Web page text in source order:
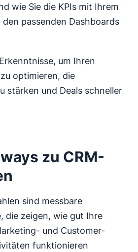
wie Sie die KPIs mit Ihrem
passenden Dashboards
um Ihren
optimieren, die
stärken und Deals schneller
zu CRM-
sind messbare
die zeigen, wie gut Ihre
und Customer-
funktionieren